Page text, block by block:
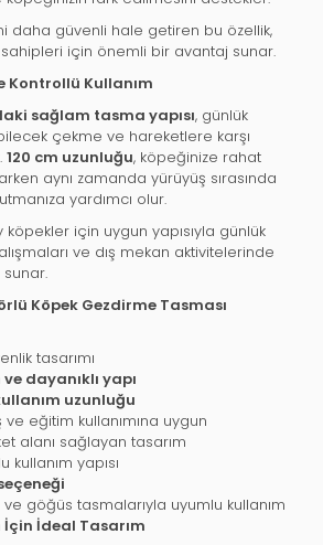
daha güvenli hale getiren bu özellik,
için önemli bir avantaj sunar.
Kontrollü Kullanım
sağlam tasma yapısı, günlük
çekme ve hareketlere karşı
120 cm uzunluğu, köpeğinize rahat
aynı zamanda yürüyüş sırasında
yardımcı olur.
için uygun yapısıyla günlük
ve dış mekan aktivitelerinde
Köpek Gezdirme Tasması
tasarımı
dayanıklı yapı
uzunluğu
ve eğitim kullanımına uygun
alanı sağlayan tasarım
kullanım yapısı
ve göğüs tasmalarıyla uyumlu kullanım
İçin İdeal Tasarım